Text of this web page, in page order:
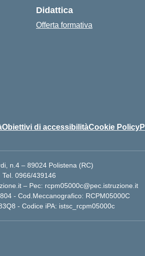
Didattica
Offerta formativa
Obiettivi di accessibilitàCookie Policy
n.4 – 89024 Polistena (RC)
Tel. 0966/439146
– Pec: rcpm05000c@pec.istruzione.it
- Cod.Meccanografico: RCPM05000C
- Codice iPA: istsc_rcpm05000c